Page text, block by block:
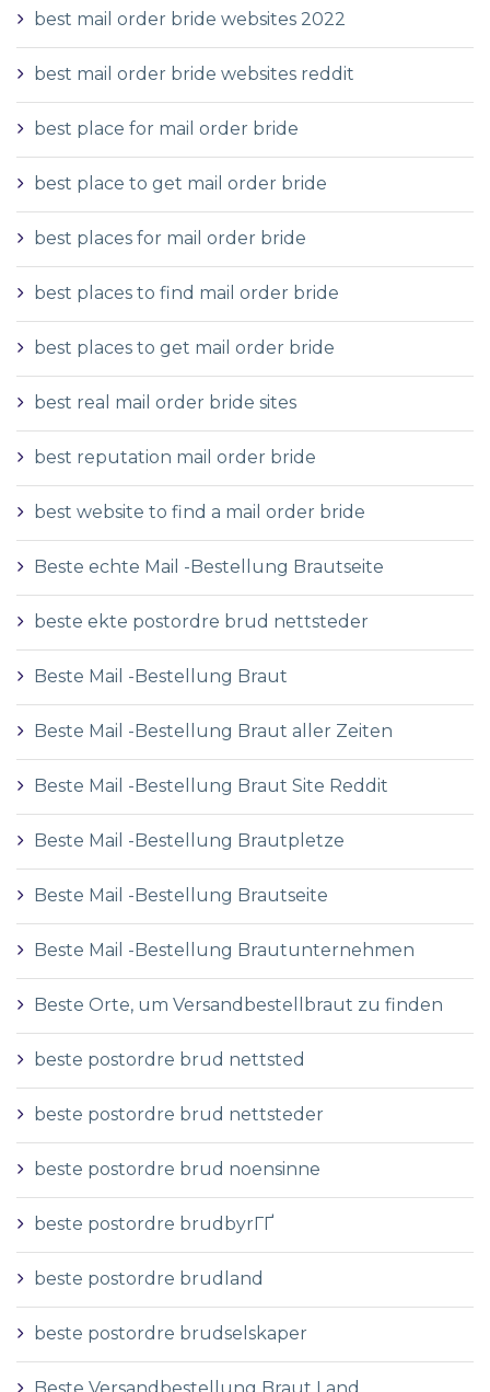
best mail order bride websites 2022
best mail order bride websites reddit
best place for mail order bride
best place to get mail order bride
best places for mail order bride
best places to find mail order bride
best places to get mail order bride
best real mail order bride sites
best reputation mail order bride
best website to find a mail order bride
Beste echte Mail -Bestellung Brautseite
beste ekte postordre brud nettsteder
Beste Mail -Bestellung Braut
Beste Mail -Bestellung Braut aller Zeiten
Beste Mail -Bestellung Braut Site Reddit
Beste Mail -Bestellung Brautpletze
Beste Mail -Bestellung Brautseite
Beste Mail -Bestellung Brautunternehmen
Beste Orte, um Versandbestellbraut zu finden
beste postordre brud nettsted
beste postordre brud nettsteder
beste postordre brud noensinne
beste postordre brudbyrГҐ
beste postordre brudland
beste postordre brudselskaper